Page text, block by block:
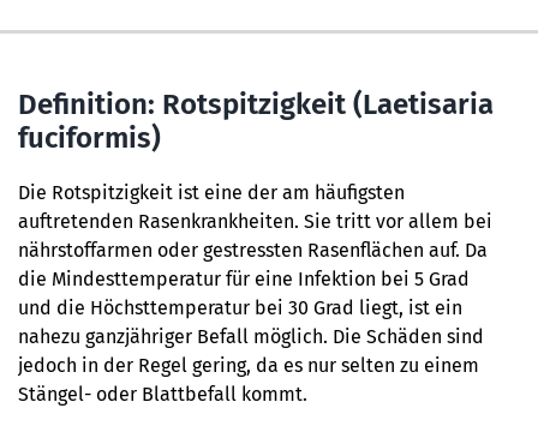
Definition: Rotspitzigkeit (Laetisaria
fuciformis)
Die Rotspitzigkeit ist eine der am häufigsten
auftretenden Rasenkrankheiten. Sie tritt vor allem bei
nährstoffarmen oder gestressten Rasenflächen auf. Da
die Mindesttemperatur für eine Infektion bei 5 Grad
und die Höchsttemperatur bei 30 Grad liegt, ist ein
nahezu ganzjähriger Befall möglich. Die Schäden sind
jedoch in der Regel gering, da es nur selten zu einem
Stängel- oder Blattbefall kommt.